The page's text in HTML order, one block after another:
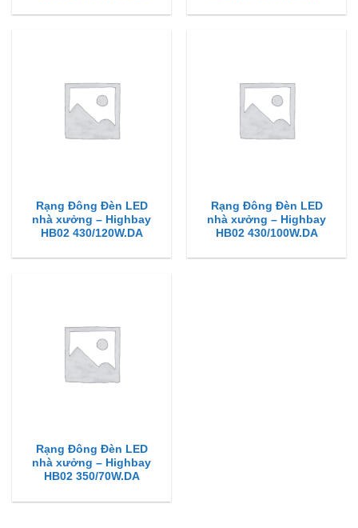
Rạng Đông Đèn LED
nhà xưởng – Highbay
HB02 430/120W.DA
Rạng Đông Đèn LED
nhà xưởng – Highbay
HB02 430/100W.DA
Rạng Đông Đèn LED
nhà xưởng – Highbay
HB02 350/70W.DA